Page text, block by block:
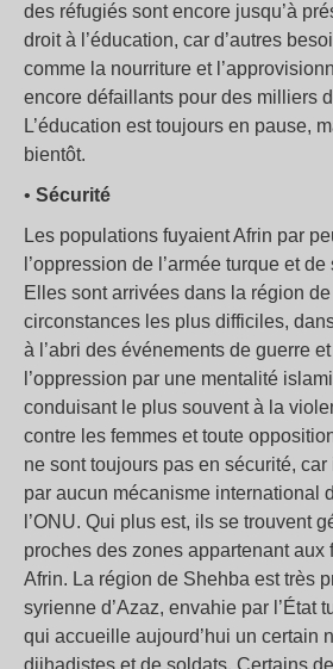
des réfugiés sont encore jusqu’à
droit à l’éducation, car d’autres
comme la nourriture et
encore défaillants pour des milliers
L’éducation est toujours en pause,
bientôt.
• Sécurité
Les populations fuyaient Afrin par
l’oppression de l’armée turque et
Elles sont arrivées dans la région
circonstances les plus difficiles,
à l’abri des événements de guerre
l’oppression par une mentalité
conduisant le plus souvent à la
contre les femmes et toute
ne sont toujours pas en sécurité,
par aucun mécanisme international
l’ONU. Qui plus est, ils se trouvent
proches des zones appartenant aux
Afrin. La région de Shehba est très
syrienne d’Azaz, envahie par l’État
qui accueille aujourd’hui un certain